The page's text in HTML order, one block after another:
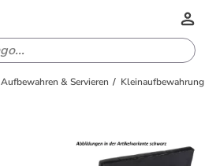
Aufbewahren & Servieren Kleinaufbewahrung